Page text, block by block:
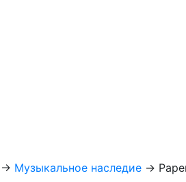
→ Музыкальное наследие →